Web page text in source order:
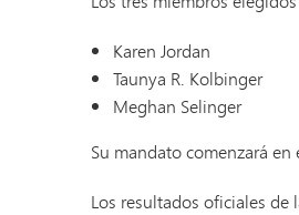
Karen Jordan
Taunya R. Kolbinger
Meghan Selinger
Su mandato comenzará en
Los resultados oficiales de